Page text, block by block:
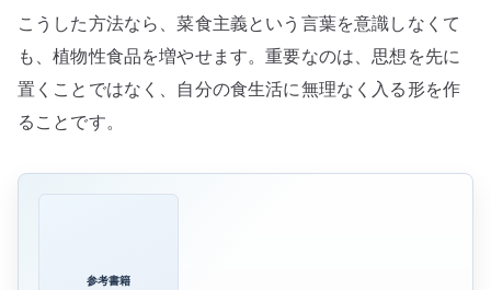
こうした方法なら、菜食主義という言葉を意識しなくて
も、植物性食品を増やせます。重要なのは、思想を先に
置くことではなく、自分の食生活に無理なく入る形を作
ることです。
参考書籍